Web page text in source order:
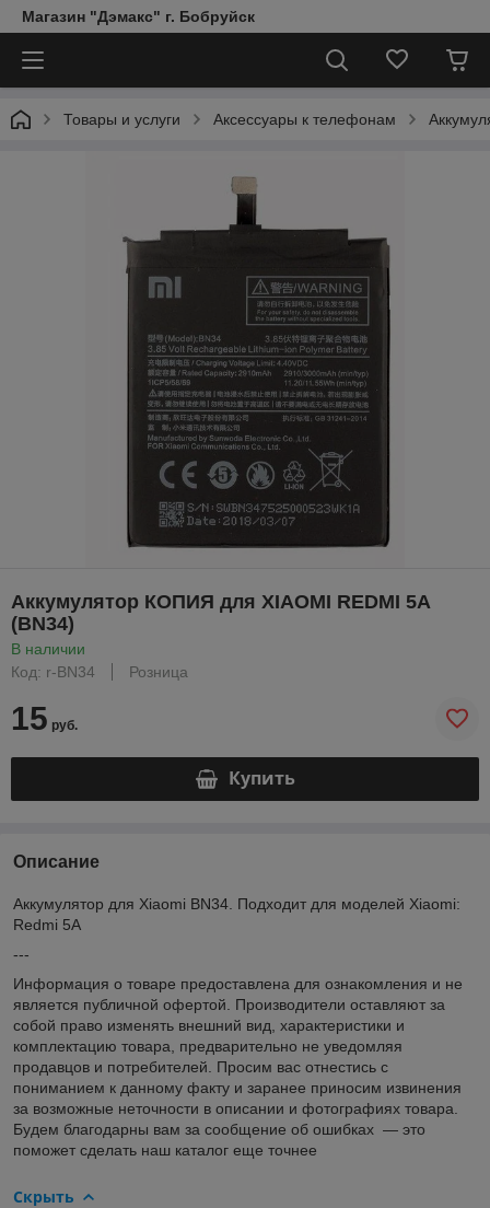
Магазин "Дэмакс" г. Бобруйск
Товары и услуги Аксессуары к телефонам
Аккумулятор КОПИЯ для XIAOMI REDMI 5A
(BN34)
В наличии
Код: r-BN34
Розница
15 руб.
Купить
Описание
Аккумулятор для Xiaomi BN34. Подходит для моделей Xiaomi:
Redmi 5A
---
Информация о товаре предоставлена для ознакомления и не
является публичной офертой. Производители оставляют за
собой право изменять внешний вид, характеристики и
комплектацию товара, предварительно не уведомляя
продавцов и потребителей. Просим вас отнестись с
пониманием к данному факту и заранее приносим извинения
за возможные неточности в описании и фотографиях товара.
Будем благодарны вам за сообщение об ошибках — это
поможет сделать наш каталог еще точнее
Скрыть